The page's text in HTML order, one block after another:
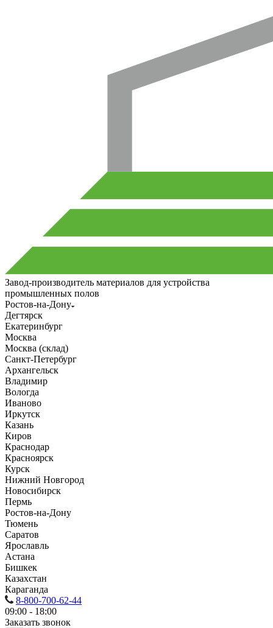
Завод-производитель материалов для устройства
промышленных полов
Ростов-на-Дону
Дегтярск
Екатеринбург
Москва
Москва (склад)
Санкт-Петербург
Архангельск
Владимир
Вологда
Иваново
Иркутск
Казань
Киров
Краснодар
Красноярск
Курск
Нижний Новгород
Новосибирск
Пермь
Ростов-на-Дону
Тюмень
Саратов
Ярославль
Астана
Бишкек
Казахстан
Караганда
8-800-700-62-44
09:00 - 18:00
Заказать звонок